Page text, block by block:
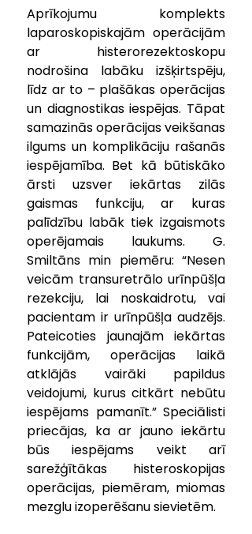
Aprīkojumu komplekts
laparoskopiskajām operācijām
ar histerorezektoskopu
nodrošina labāku izšķirtspēju,
līdz ar to – plašākas operācijas
un diagnostikas iespējas. Tāpat
samazinās operācijas veikšanas
ilgums un komplikāciju rašanās
iespējamība. Bet kā būtiskāko
ārsti uzsver iekārtas zilās
gaismas funkciju, ar kuras
palīdzību labāk tiek izgaismots
operējamais laukums. G.
Smiltāns min piemēru: “Nesen
veicām transuretrālo urīnpūšļa
rezekciju, lai noskaidrotu, vai
pacientam ir urīnpūšļa audzējs.
Pateicoties jaunajām iekārtas
funkcijām, operācijas laikā
atklājās vairāki papildus
veidojumi, kurus citkārt nebūtu
iespējams pamanīt.” Speciālisti
priecājas, ka ar jauno iekārtu
būs iespējams veikt arī
sarežģītākas histeroskopijas
operācijas, piemēram, miomas
mezglu izoperēšanu sievietēm.